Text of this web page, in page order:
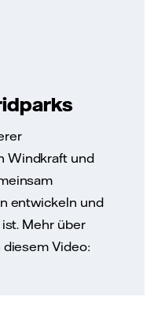
Windkraft und
entwickeln und
Mehr über
Video: